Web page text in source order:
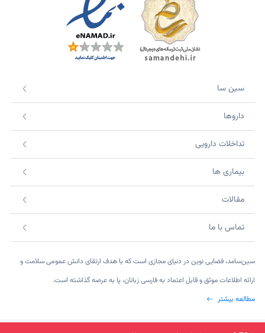
سین سا
داروها
تداخلات دارویی
بیماری ها
مقالات
تماس با ما
سین‌سامد، فضایی نوین در دنیای مجازی است که با هدف ارتقای دانش عمومی سلامت و
ارائه اطلاعات موثق و قابل اعتماد به فارسی زبانان، پا به عرصه گذاشته است.
مطالعه بیشتر